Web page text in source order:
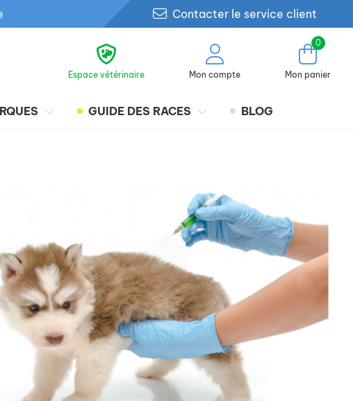
Contacter le service client
Espace vétérinaire Mon compte
0
Mon panier
GUIDE DES RACES BLOG